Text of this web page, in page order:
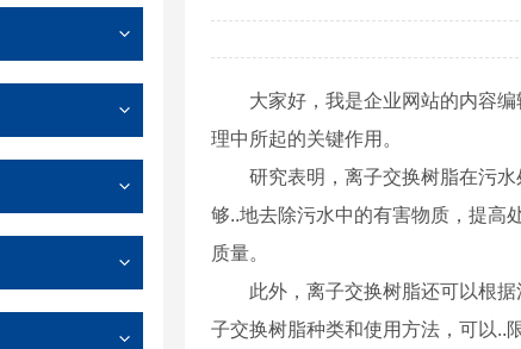
大家好，我是企业网站的内容
理中所起的关键作用。
研究表明，离子交换树脂在污
够..地去除污水中的有害物质，提高
质量。
此外，离子交换树脂还可以根
子交换树脂种类和使用方法，可以..